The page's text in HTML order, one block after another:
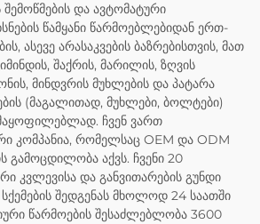
შემოწმების და ავტომატური
წამყანი წარმოებლებიდან ერთ-
ასევე არასაკვების ბაზრებისთვის, მათ
შაქრის, მარილის, ზღვის
მინდვრის მუხლების და პატარა
(მაგალითად, მუხლები, ბოლტები)
ჩვენ ვართ
კომპანია, რომელსაც OEM და ODM
გამოცდილობა აქვს. ჩვენი 20
კვლევისა და განვითარების გუნდი
შედგენას მხოლოდ 24 საათში
წარმოების შესაძლებლობა 3600